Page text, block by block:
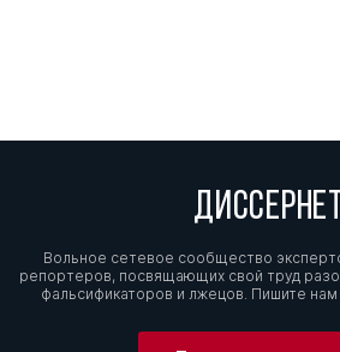
ДИССЕРНЕТ
Вольное сетевое сообщество
репортеров, посвящающих свой труд
фальсификаторов и лжецов. Пишите нам